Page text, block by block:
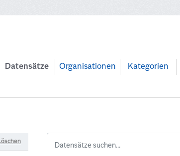
Datensätze Organisationen Kategorien